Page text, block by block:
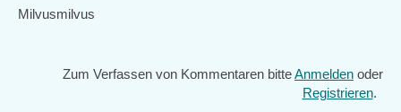
Milvusmilvus
Zum Verfassen von Kommentaren bitteAnmelden oder
Registrieren.